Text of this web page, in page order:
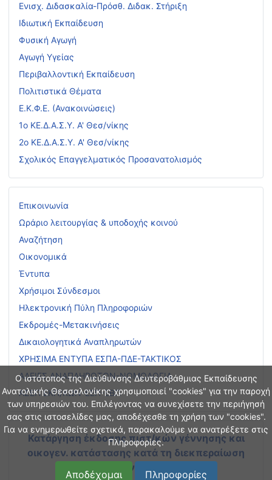
Ο ιστότοπος της Διεύθυνσης Δευτεροβάθμιας Εκπαίδευσης
Ανατολικής Θεσσαλονίκης χρησιμοποιεί "cookies" για την παροχή
των υπηρεσιών του. Επιλέγοντας να συνεχίσετε την περιήγησή
σας στις ιστοσελίδες μας, αποδέχεσθε τη χρήση των "cookies".
Για να ενημερωθείτε σχετικά, παρακαλούμε να ανατρέξετε στις
Πληροφορίες.
Αποδέχομαι Πληροφορίες
Ενισχ. Διδασκαλία-Πρόσθ. Διδακ. Στήριξη
Ιδιωτική Εκπαίδευση
Φυσική Αγωγή
Αγωγή Υγείας
Περιβαλλοντική Εκπαίδευση
Πολιτιστικά Θέματα
Ε.Κ.Φ.Ε. (Ανακοινώσεις)
1ο ΚΕ.Δ.Α.Σ.Υ. Α' Θεσ/νίκης
2ο ΚΕ.Δ.Α.Σ.Υ. Α' Θεσ/νίκης
Σχολικός Επαγγελματικός Προσανατολισμός
Επικοινωνία
Ωράριο λειτουργίας & υποδοχής κοινού
Αναζήτηση
Οικονομικά
Έντυπα
Χρήσιμοι Σύνδεσμοι
Ηλεκτρονική Πύλη Πληροφοριών
Εκδρομές-Μετακινήσεις
Δικαιολογητικά Αναπληρωτών
ΧΡΗΣΙΜΑ ΕΝΤΥΠΑ ΕΣΠΑ-ΠΔΕ-ΤΑΚΤΙΚΟΣ
ΑΔΕΙΕΣ ΑΝΑΠΛΗΡΩΤΩΝ-ΝΟΜΟΛΟΓΙΑ
ΑΣΕΠ ΕΚΠ/ΚΩΝ-ΕΕΠ-ΕΒΠ
Κατάργηση έκδοσης πιστ/κών γέννησης και
οικογεν. κατάστασης κατά τη διεκπεραίωση
διοικητικών διαδικασιών